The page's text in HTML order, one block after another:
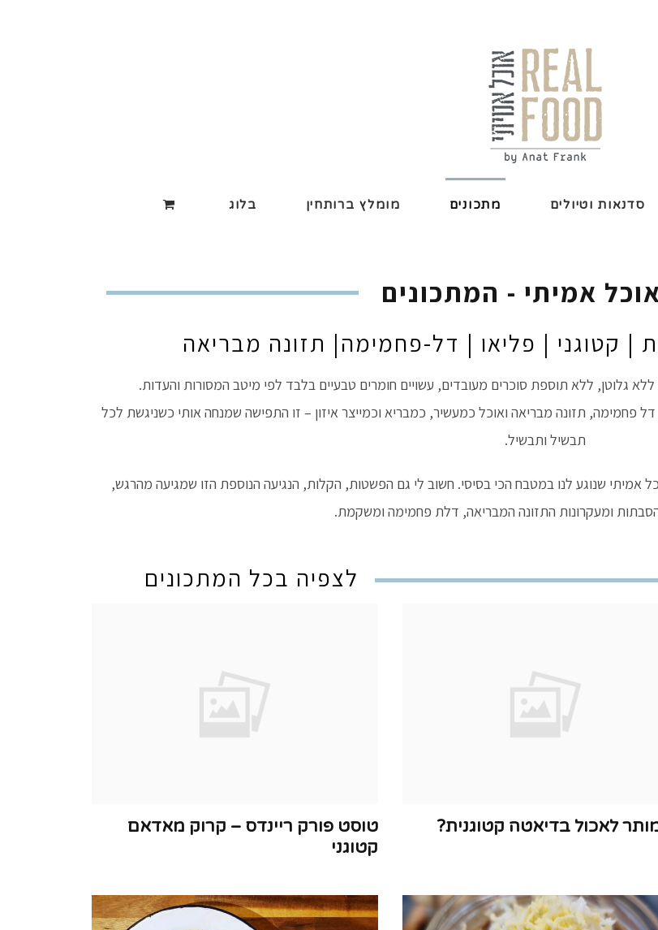
סדנאות וטיולים מתכונים מומלץ ברותחין בלוג
אמיתי - המתכונים
| קטוגני | פליאו | דל-פחמימה| תזונה מבריאה
דל פחמימה, תזונה מבריאה ואוכל כמעשיר, כמבריא וכמייצר איזון – זו התפישה שמנחה אותי כשניגשת לכל
תבשיל ותבשיל.
אמיתי שנוגע לנו במטבח הכי בסיסי. חשוב לי גם הפשטות, הקלות, הנגיעה הנוספת הזו שמגיעה מהרגש,
ומעקרונות התזונה המבריאה, דלת פחמימה ומשקמת.
לצפיה בכל המתכונים
לאכול בדיאטה קטוגנית?
טוסט פורק ריינדס – קרוק מאדאם
קטוגני